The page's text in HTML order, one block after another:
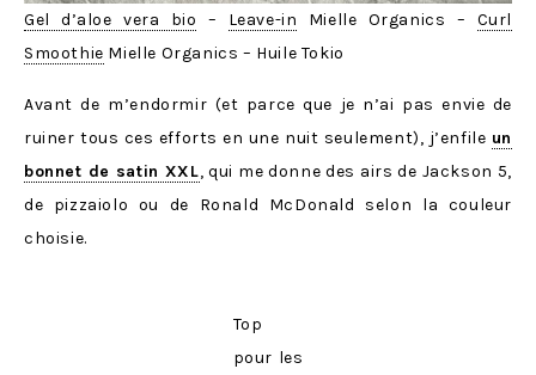
Gel d’aloe vera bio – Leave-in Mielle Organics – Curl
Smoothie Mielle Organics – Huile Tokio
Avant de m’endormir (et parce que je n’ai pas envie de
ruiner tous ces efforts en une nuit seulement), j’enfile un
bonnet de satin XXL, qui me donne des airs de Jackson 5,
de pizzaiolo ou de Ronald McDonald selon la couleur
choisie.
Top
pour les